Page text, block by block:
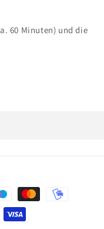
60 Minuten) und die